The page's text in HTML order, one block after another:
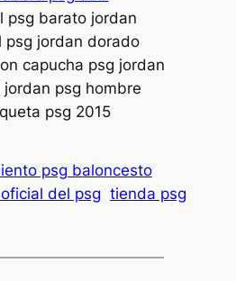
psg baloncesto
del psg tienda psg